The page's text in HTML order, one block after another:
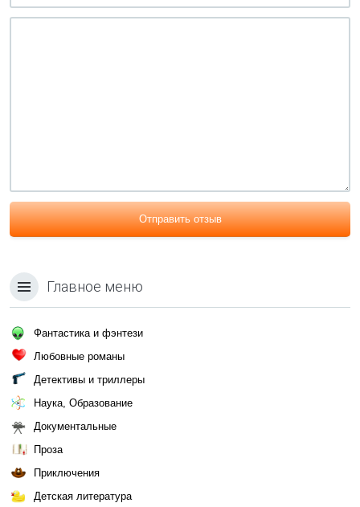
Отправить отзыв
Главное меню
Фантастика и фэнтези
Любовные романы
Детективы и триллеры
Наука, Образование
Документальные
Проза
Приключения
Детская литература